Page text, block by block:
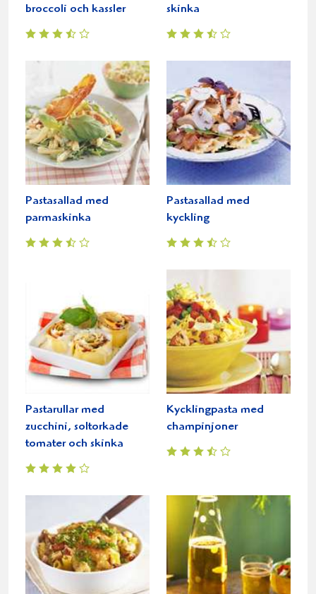
broccoli och kassler
skinka
Pastasallad med
parmaskinka
Pastasallad med
kyckling
Pastarullar med
zucchini, soltorkade
tomater och skinka
Kycklingpasta med
champinjoner